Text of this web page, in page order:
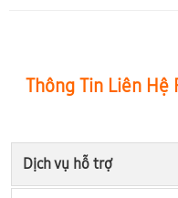
Thông Tin Liên Hệ
Dịch vụ hỗ trợ